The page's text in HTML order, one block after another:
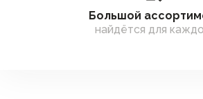
Большой
найдётся для